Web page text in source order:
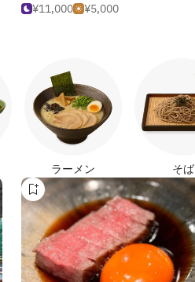
¥11,000
¥5,000
ラーメン そば